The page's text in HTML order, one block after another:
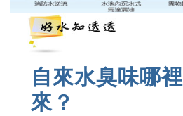
自來水臭味哪裡
來？